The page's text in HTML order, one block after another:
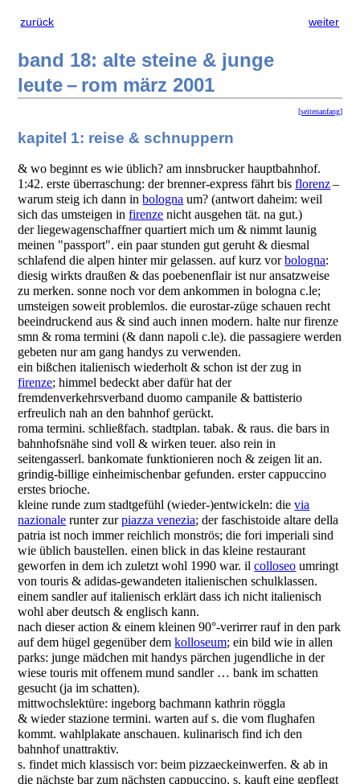
zurück weiter
band 18: alte steine & junge
leute – rom märz 2001
[seitenanfang]
kapitel 1: reise & schnuppern
& wo beginnt es wie üblich? am innsbrucker hauptbahnhof.
1:42. erste überraschung: der brenner-express fährt bisflorenz–
warum steig ich dann inbologna um? (antwort daheim: weil
sich das umsteigen infirenze nicht ausgehen tät. na gut.)
der liegewagenschaffner quartiert mich um & nimmt launig
meinen "passport". ein paar stunden gut geruht & diesmal
schlafend die alpen hinter mir gelassen. auf kurz vorbologna:
diesig wirkts draußen & das poebenenflair ist nur ansatzweise
zu merken. sonne noch vor dem ankommen in bologna c.le;
umsteigen soweit problemlos. die eurostar-züge schauen recht
beeindruckend aus & sind auch innen modern. halte nur firenze
smn & roma termini (& dann napoli c.le). die passagiere werden
gebeten nur am gang handys zu verwenden.
ein bißchen italienisch wiederholt & schon ist der zug in
firenze; himmel bedeckt aber dafür hat der
fremdenverkehrsverband duomo campanile & battisterio
erfreulich nah an den bahnhof gerückt.
roma termini. schließfach. stadtplan. tabak. & raus. die bars in
bahnhofsnähe sind voll & wirken teuer. also rein in
seitengasserl. bankomate funktionieren noch & zeigen lit an.
grindig-billige einheimischenbar gefunden. erster cappuccino
erstes brioche.
kleine runde zum stadtgefühl (wieder-)entwickeln: dievia
nazionale runter zurpiazza venezia; der faschistoide altare della
patria ist noch immer reichlich monströs; die fori imperiali sind
wie üblich baustellen. einen blick in das kleine restaurant
geworfen in dem ich zuletzt wohl 1990 war. ilcolloseo umringt
von touris & adidas-gewandeten italienischen schulklassen.
einem sandler auf italienisch erklärt dass ich nicht italienisch
wohl aber deutsch & englisch kann.
nach dieser action & einem kleinen 90°-verirrer rauf in den park
auf dem hügel gegenüber demkolloseum; ein bild wie in allen
parks: junge mädchen mit handys pärchen jugendliche in der
wiese touris mit offenem mund sandler … bank im schatten
gesucht (ja im schatten).
mittwochslektüre: ingeborg bachmann kathrin röggla
& wieder stazione termini. warten auf s. die vom flughafen
kommt. wahlplakate anschauen. kulinarisch find ich den
bahnhof unattraktiv.
s. findet mich klassisch vor: beim pizzaeckeinwerfen. & ab in
die nächste bar zum nächsten cappuccino. s. kauft eine gepflegt